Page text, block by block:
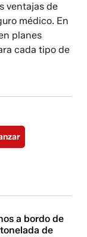
ventajas de
médico. En
planes
cada tipo de
a bordo de
de